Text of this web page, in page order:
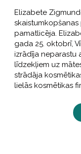
Elizabete
pamatlicēja.
gada 25. oktobrī,
izrādīja neparastu
līdzekļiem uz
strādāja
lielās kosmētikas